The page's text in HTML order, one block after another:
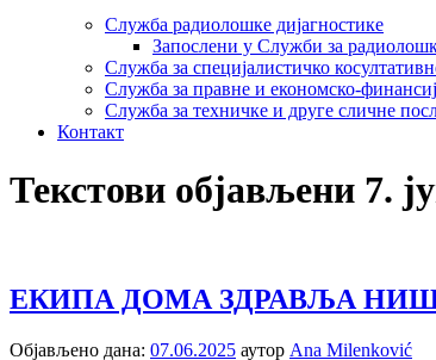
Служба радиолошке дијагностике
Запослени у Служби за
Служба за специјалистичко
Служба за правне и економско-
Служба за техничке и друге сличне
Контакт
Текстови објављени 7.
ЕКИПА ДОМА ЗДРАВЉА
Објављено дана: 07.06.2025 аутор Ana Milenković